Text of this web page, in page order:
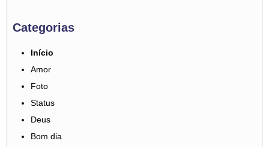
Categorias
Início
Amor
Foto
Status
Deus
Bom dia